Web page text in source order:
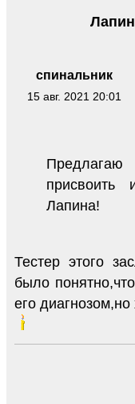
спинальник
15 авг. 2021 20:01
присвоить
Лапина!
Тестер этого
было
его